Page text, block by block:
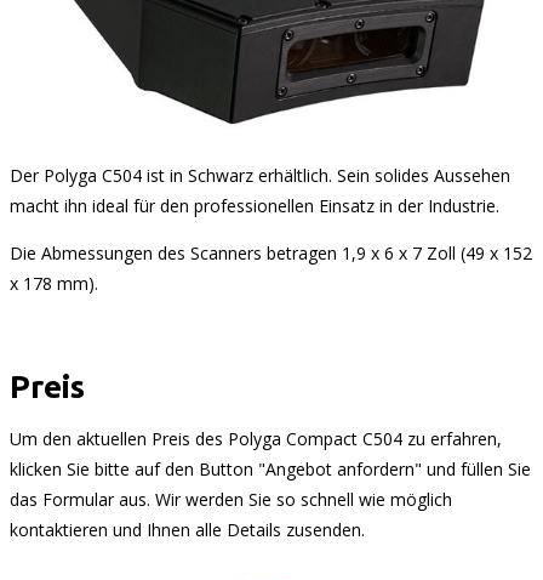
Der Polyga C504 ist in Schwarz erhältlich. Sein solides Aussehen
macht ihn ideal für den professionellen Einsatz in der Industrie.
Die Abmessungen des Scanners betragen 1,9 x 6 x 7 Zoll (49 x 152
x 178 mm).
Preis
Um den aktuellen Preis des Polyga Compact C504 zu erfahren,
klicken Sie bitte auf den Button "Angebot anfordern" und füllen Sie
das Formular aus. Wir werden Sie so schnell wie möglich
kontaktieren und Ihnen alle Details zusenden.